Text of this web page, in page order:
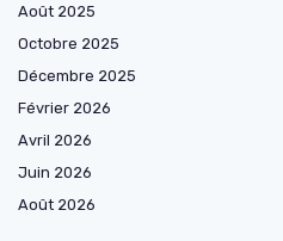
Août 2025
Octobre 2025
Décembre 2025
Février 2026
Avril 2026
Juin 2026
Août 2026